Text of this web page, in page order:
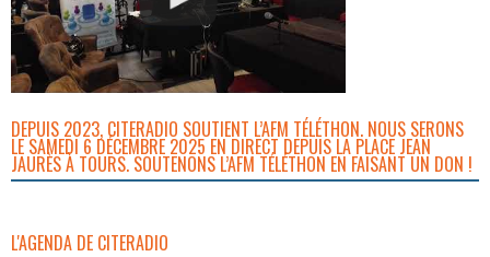
DEPUIS 2023, CITERADIO SOUTIENT L’AFM TÉLÉTHON. NOUS SERONS
LE SAMEDI 6 DÉCEMBRE 2025 EN DIRECT DEPUIS LA PLACE JEAN
JAURÈS À TOURS. SOUTENONS L’AFM TÉLÉTHON EN FAISANT UN DON !
L'AGENDA DE CITERADIO